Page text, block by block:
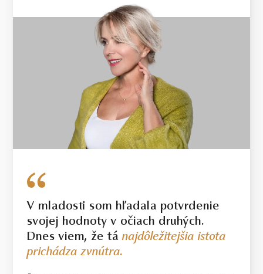
V mladosti som hľadala potvrdenie
svojej hodnoty v očiach druhých.
Dnes viem, že tánajdôležitejšia istota
prichádza zvnútra.